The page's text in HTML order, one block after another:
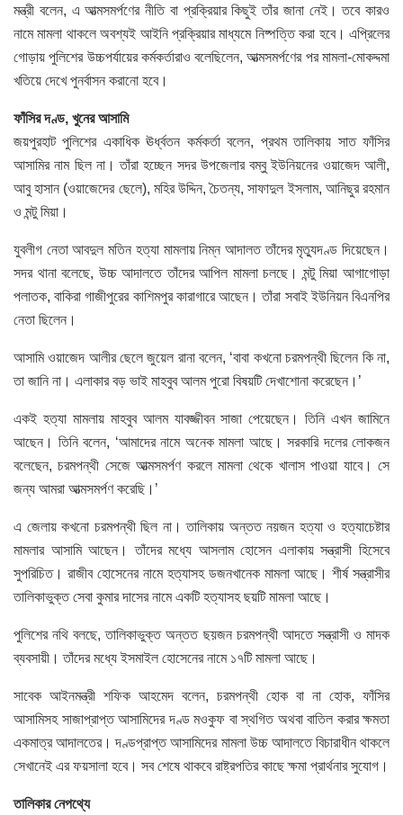
মন্ত্রী বলেন, এ আত্মসমর্পণের নীতি বা প্রক্রিয়ার কিছুই তাঁর জানা নেই। তবে কারও
নামে মামলা থাকলে অবশ্যই আইনি প্রক্রিয়ার মাধ্যমে নিষ্পত্তি করা হবে। এপ্রিলের
গোড়ায় পুলিশের উচ্চপর্যায়ের কর্মকর্তারাও বলেছিলেন, আত্মসমর্পণের পর মামলা-মোকদ্দমা
খতিয়ে দেখে পুনর্বাসন করানো হবে।
ফাঁসির দণ্ড, খুনের আসামি
জয়পুরহাট পুলিশের একাধিক ঊর্ধ্বতন কর্মকর্তা বলেন, প্রথম তালিকায় সাত ফাঁসির
আসামির নাম ছিল না। তাঁরা হচ্ছেন সদর উপজেলার বম্বু ইউনিয়নের ওয়াজেদ আলী,
আবু হাসান (ওয়াজেদের ছেলে), মহির উদ্দিন, চৈতন্য, সাফাদুল ইসলাম, আনিছুর রহমান
ও মন্টু মিয়া।
যুবলীগ নেতা আবদুল মতিন হত্যা মামলায় নিম্ন আদালত তাঁদের মৃত্যুদণ্ড দিয়েছেন।
সদর থানা বলেছে, উচ্চ আদালতে তাঁদের আপিল মামলা চলছে। মন্টু মিয়া আগাগোড়া
পলাতক, বাকিরা গাজীপুরের কাশিমপুর কারাগারে আছেন। তাঁরা সবাই ইউনিয়ন বিএনপির
নেতা ছিলেন।
আসামি ওয়াজেদ আলীর ছেলে জুয়েল রানা বলেন, ‘বাবা কখনো চরমপন্থী ছিলেন কি না,
তা জানি না। এলাকার বড় ভাই মাহবুব আলম পুরো বিষয়টি দেখাশোনা করেছেন।’
একই হত্যা মামলায় মাহবুব আলম যাবজ্জীবন সাজা পেয়েছেন। তিনি এখন জামিনে
আছেন। তিনি বলেন, ‘আমাদের নামে অনেক মামলা আছে। সরকারি দলের লোকজন
বলেছেন, চরমপন্থী সেজে আত্মসমর্পণ করলে মামলা থেকে খালাস পাওয়া যাবে। সে
জন্য আমরা আত্মসমর্পণ করেছি।’
এ জেলায় কখনো চরমপন্থী ছিল না। তালিকায় অন্তত নয়জন হত্যা ও হত্যাচেষ্টার
মামলার আসামি আছেন। তাঁদের মধ্যে আসলাম হোসেন এলাকায় সন্ত্রাসী হিসেবে
সুপরিচিত। রাজীব হোসেনের নামে হত্যাসহ ডজনখানেক মামলা আছে। শীর্ষ সন্ত্রাসীর
তালিকাভুক্ত সেবা কুমার দাসের নামে একটি হত্যাসহ ছয়টি মামলা আছে।
পুলিশের নথি বলছে, তালিকাভুক্ত অন্তত ছয়জন চরমপন্থী আদতে সন্ত্রাসী ও মাদক
ব্যবসায়ী। তাঁদের মধ্যে ইসমাইল হোসেনের নামে ১৭টি মামলা আছে।
সাবেক আইনমন্ত্রী শফিক আহমেদ বলেন, চরমপন্থী হোক বা না হোক, ফাঁসির
আসামিসহ সাজাপ্রাপ্ত আসামিদের দণ্ড মওকুফ বা স্থগিত অথবা বাতিল করার ক্ষমতা
একমাত্র আদালতের। দণ্ডপ্রাপ্ত আসামিদের মামলা উচ্চ আদালতে বিচারাধীন থাকলে
সেখানেই এর ফয়সালা হবে। সব শেষে থাকবে রাষ্ট্রপতির কাছে ক্ষমা প্রার্থনার সুযোগ।
তালিকার নেপথ্যে